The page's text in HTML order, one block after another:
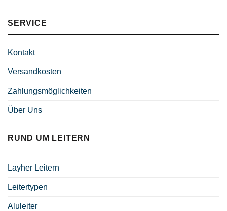
SERVICE
Kontakt
Versandkosten
Zahlungsmöglichkeiten
Über Uns
RUND UM LEITERN
Layher Leitern
Leitertypen
Aluleiter